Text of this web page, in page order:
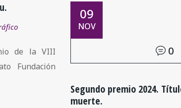
de la VIII
Fundación
09
NOV
0
Segundo premio 2024.
muerte.